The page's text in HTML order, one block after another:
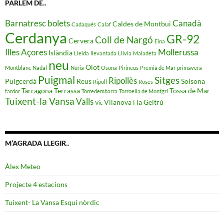
PARLEM DE..
Barnatrescbolets Cadaqués Calaf Caldes de Montbui Canadà
Cerdanya CerveraColl de Nargó Eina GR-92
Illes Açores Islàndia Lleida llevantada Llívia Maladeta Mollerussa
Montblanc Nadal neu Núria Olot Osona Pirineus Premià de Mar primavera
Puigcerdà Puigmal Reus Ripoll Ripollès Roses SitgesSolsona
tardor TarragonaTerrassa Torredembarra Torroella de Montgrí Tossa de Mar
Tuixent-la VansaValls Vic Vilanova i la Geltrú
M’AGRADA LLEGIR..
Àlex Meteo
Projecte 4 estacions
Tuixent- La Vansa Esquí nòrdic